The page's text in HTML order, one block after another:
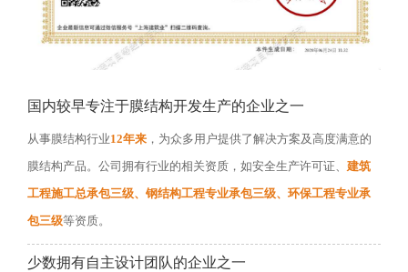
国内较早专注于膜结构开发生产的企业之一
从事膜结构行业12年来 ，为众多用户提供了解决方案及高度满意的
膜结构产品。公司拥有行业的相关资质，如安全生产许可证、 建筑
工程施工总承包三级、钢结构工程专业承包三级、环保工程专业承
包三级等资质。
少数拥有自主设计团队的企业之一